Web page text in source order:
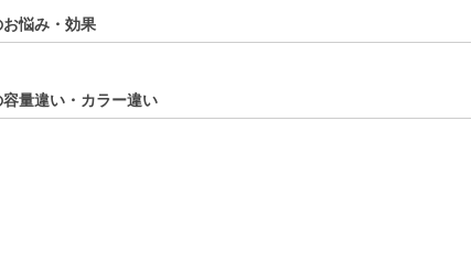
によっては乾燥に1分以上要することがあいります。
悩み・効果
量違い・カラー違い